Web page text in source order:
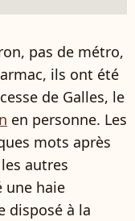
pas de métro,
ils ont été
de Galles, le
en personne. Les
mots après
autres
une haie
disposé à la